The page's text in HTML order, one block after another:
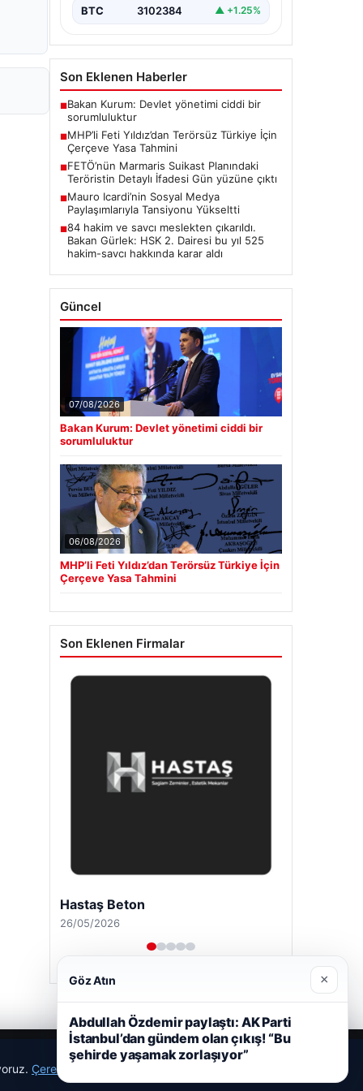
BTC 3102384 ▲ +1.25%
Son Eklenen Haberler
■Bakan Kurum: Devlet yönetimi ciddi bir
sorumluluktur
■MHP’li Feti Yıldız’dan Terörsüz Türkiye İçin
Çerçeve Yasa Tahmini
■FETÖ’nün Marmaris Suikast Planındaki
Teröristin Detaylı İfadesi Gün yüzüne çıktı
■Mauro Icardi’nin Sosyal Medya
Paylaşımlarıyla Tansiyonu Yükseltti
■84 hakim ve savcı meslekten çıkarıldı.
Bakan Gürlek: HSK 2. Dairesi bu yıl 525
hakim-savcı hakkında karar aldı
Güncel
07/08/2026
Bakan Kurum: Devlet yönetimi ciddi bir
sorumluluktur
06/08/2026
MHP’li Feti Yıldız’dan Terörsüz Türkiye İçin
Çerçeve Yasa Tahmini
Son Eklenen Firmalar
Hastaş Beton
26/05/2026
Çerez Politikamız
Göz Atın ×
Abdullah Özdemir paylaştı: AK Parti
İstanbul’dan gündem olan çıkış! “Bu
şehirde yaşamak zorlaşıyor”